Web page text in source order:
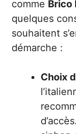
comme Brico
quelques
souhaitent
démarche :
Choix